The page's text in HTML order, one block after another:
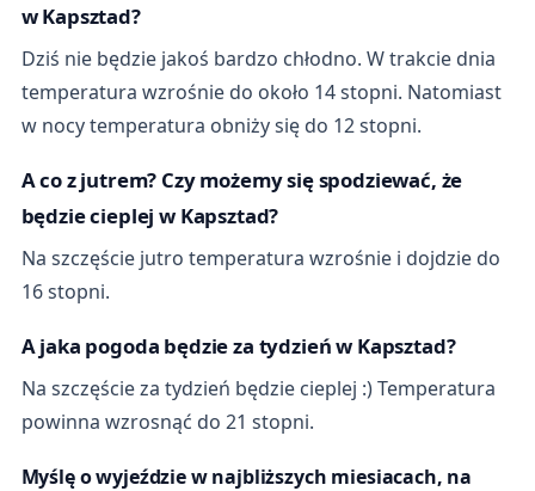
w Kapsztad?
Dziś nie będzie jakoś bardzo chłodno. W trakcie dnia
temperatura wzrośnie do około 14 stopni. Natomiast
w nocy temperatura obniży się do 12 stopni.
A co z jutrem? Czy możemy się spodziewać, że
będzie cieplej w Kapsztad?
Na szczęście jutro temperatura wzrośnie i dojdzie do
16 stopni.
A jaka pogoda będzie za tydzień w Kapsztad?
Na szczęście za tydzień będzie cieplej :) Temperatura
powinna wzrosnąć do 21 stopni.
Myślę o wyjeździe w najbliższych miesiacach, na